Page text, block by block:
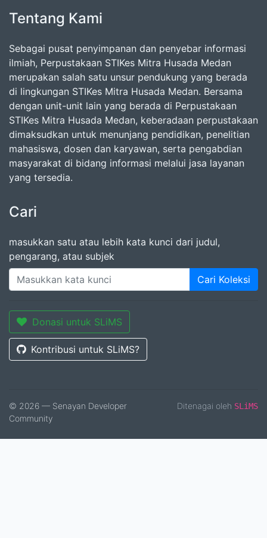
Tentang Kami
Sebagai pusat penyimpanan dan penyebar informasi
ilmiah, Perpustakaan STIKes Mitra Husada Medan
merupakan salah satu unsur pendukung yang berada
di lingkungan STIKes Mitra Husada Medan. Bersama
dengan unit-unit lain yang berada di Perpustakaan
STIKes Mitra Husada Medan, keberadaan perpustakaan
dimaksudkan untuk menunjang pendidikan, penelitian
mahasiswa, dosen dan karyawan, serta pengabdian
masyarakat di bidang informasi melalui jasa layanan
yang tersedia.
Cari
masukkan satu atau lebih kata kunci dari judul,
pengarang, atau subjek
Cari Koleksi
Donasi untuk SLiMS
Kontribusi untuk SLiMS?
© 2026 — Senayan Developer
Community
Ditenagai oleh SLiMS